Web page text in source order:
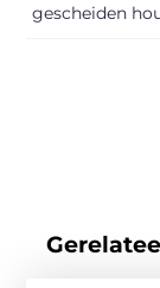
gescheiden